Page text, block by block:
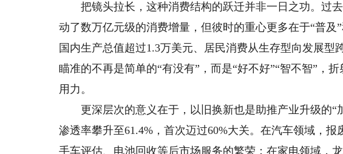
把镜头拉长，这种消费结构的跃迁并非一日之功。过
动了数万亿元级的消费增量，但彼时的重心更多在于“普及
国内生产总值超过1.3万美元、居民消费从生存型向发展
瞄准的不再是简单的“有没有”，而是“好不好”“智不智”，
用力。
更深层次的意义在于，以旧换新也是助推产业升级的“
渗透率攀升至61.4%，首次迈过60%大关。在汽车领域，
手车评估、电池回收等后市场服务的繁荣；在家电领域，